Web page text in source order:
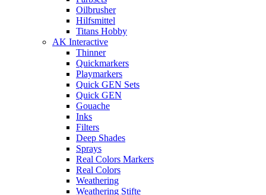
Oilbrusher
Hilfsmittel
Titans Hobby
AK Interactive
Thinner
Quickmarkers
Playmarkers
Quick GEN Sets
Quick GEN
Gouache
Inks
Filters
Deep Shades
Sprays
Real Colors Markers
Real Colors
Weathering
Weathering Stifte